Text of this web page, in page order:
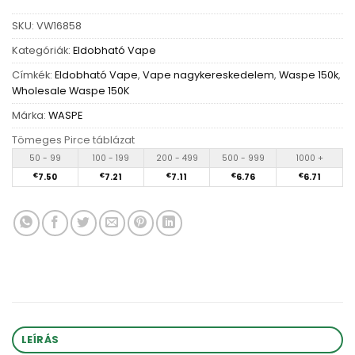
SKU: VW16858
Kategóriák: Eldobható Vape
Címkék: Eldobható Vape, Vape nagykereskedelem, Waspe 150k,
Wholesale Waspe 150K
Márka: WASPE
Tömeges Pirce táblázat
50 - 99 100 - 199 200 - 499 500 - 999 1000 +
€7.50 €7.21 €7.11 €6.76 €6.71
LEÍRÁS